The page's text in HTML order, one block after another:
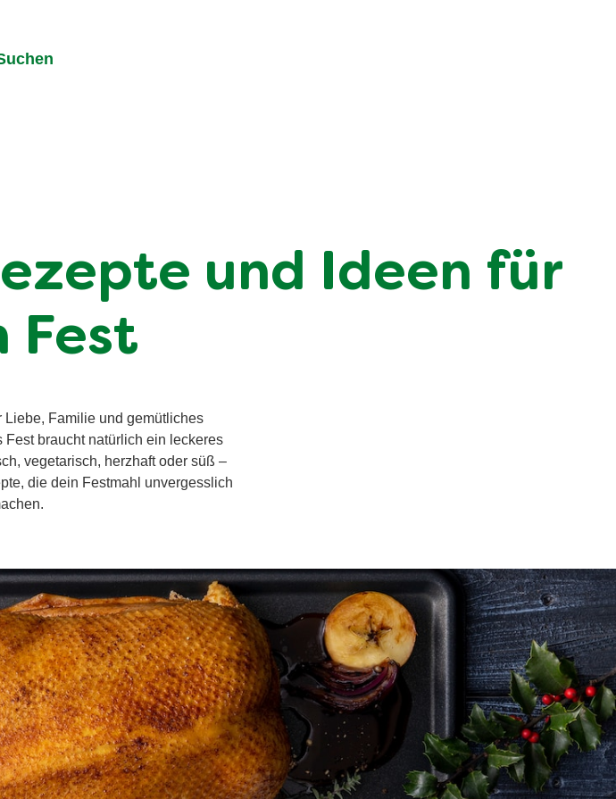
und Ideen für
Fest
Familie und gemütliches
braucht natürlich ein leckeres
vegetarisch, herzhaft oder süß –
die dein Festmahl unvergesslich